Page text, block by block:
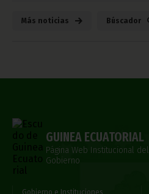
Más noticias Búscador
GUINEA ECUATORIAL
Página Web Institucional del
Gobierno
Gobierno e Instituciones